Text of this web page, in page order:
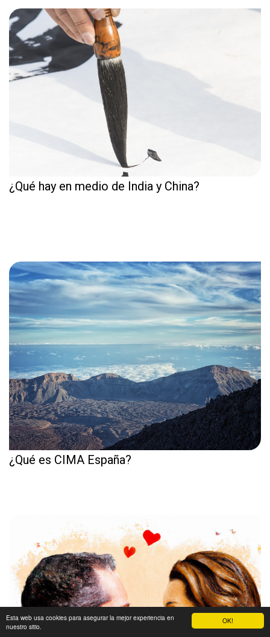
OK!
Esta web usa cookies para asegurar la mejor experiencia en
nuestro sitio.
¿Qué hay en medio de India y China?
¿Qué es CIMA España?